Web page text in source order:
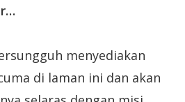
menyediakan
di laman ini dan akan